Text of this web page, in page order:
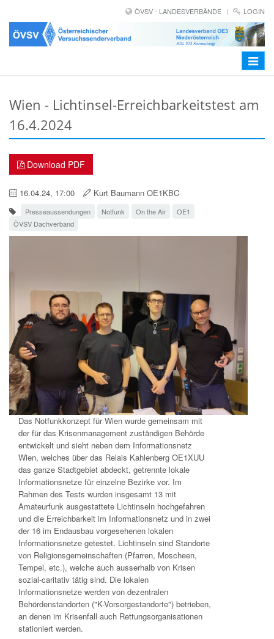
ÖVSV - LANDESVERBÄNDE LOGIN
Toggle
Wien - Lichtinsel-Erreichbarkeitstest am
16.4.2024
Download PDF
16.04.24, 17:00 Kurt Baumann OE1KBC
Presseaussendungen Notfunk On the Air
OE1
ÖVSV Dachverband
Das Notfunkkonzept für Wien wurde gemeinsam mit
der für das Krisenmanagement zuständigen Behörde
entwickelt und sieht neben dem Informationsnetz
Wien, welches über das Relais Kahlenberg OE1XUU
das ganze Stadtgebiet abdeckt, getrennte lokale
Informationsnetze für einzelne Bezirke vor. Im
Rahmen des Tests wurden insgesamt 13 mit
Amateurfunk ausgestattete Lichtinseln hochgefahren
und die Erreichbarkeit im Informationsnetz und in zwei
der 16 im Endausbau vorgesehenen lokalen
Informationsnetze getestet. Lichtinseln sind Standorte
von Religionsgemeinschaften (Pfarren, Moscheen,
Tempel, etc.), welche auch ausserhalb von Krisen
sozial-caritativ tätig sind. Die lokalen
Informationsnetze werden von dezentralen
Behördenstandorten ("K-Vorsorgestandorte") betrieben,
an denen im Krisenfall auch Rettungsorganisationen
stationiert werden.